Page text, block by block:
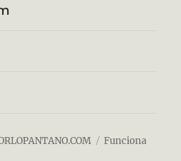
Funciona